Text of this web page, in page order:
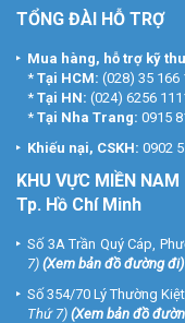
TỔNG ĐÀI HỖ TRỢ
Mua hàng, hỗ trợ kỹ
* Tại HCM: (028) 35 166
* Tại HN: (024) 6256
* Tại Nha Trang: 0915
Khiếu nại, CSKH: 0902
KHU VỰC MIỀN NAM
Tp. Hồ Chí Minh
Số 3A Trần Quý Cáp,
7) (Xem bản đồ đường đi
Số 354/70 Lý Thường
Thứ 7) (Xem bản đồ